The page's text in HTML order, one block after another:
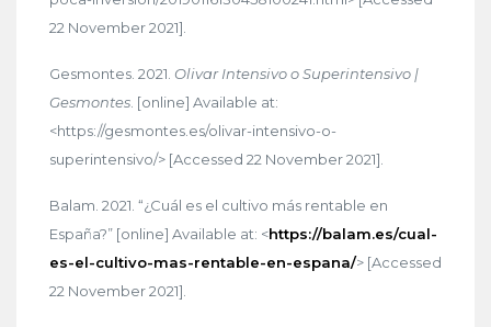
22 November 2021].
Gesmontes. 2021. Olivar Intensivo o Superintensivo |
Gesmontes. [online] Available at:
<https://gesmontes.es/olivar-intensivo-o-
superintensivo/> [Accessed 22 November 2021].
Balam. 2021. “¿Cuál es el cultivo más rentable en
España?” [online] Available at: <https://balam.es/cual-
es-el-cultivo-mas-rentable-en-espana/> [Accessed
22 November 2021].